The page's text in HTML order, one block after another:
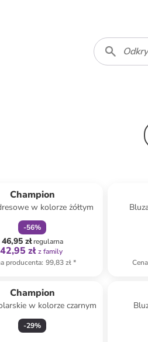
Champion
w kolorze żółtym
-56%
46,95 złregularna
42,95 zł z family
producenta: 99,83 zł*
Champion
w kolorze czarnym
-29%